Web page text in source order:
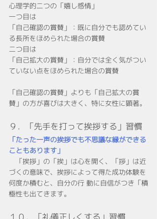
心理学的二つの「嬉し感情」
一つ目は
「自己確認の賞賛」：既に自分でも認めてい
る長所をほめられた場合の賞賛
二つ目は
「自己拡大の賞賛」：自分では全く気がつい
ていない点をほめられた場合の賞賛
「自己確認の賞賛」よりも「自己拡大の賞
賛」の方が喜びは大きく、特に女性に顕著。
９．「先手を打って挨拶する」習慣
「たった一声の挨拶でも不思議な縁ができる
こともあります」
「挨拶」の「挨」は心を開く、「拶」は近
づくの意味で、挨拶によって得た成功体験を
何度か積むと、自分の行 動に自信がつき「積
極性も出てきます。